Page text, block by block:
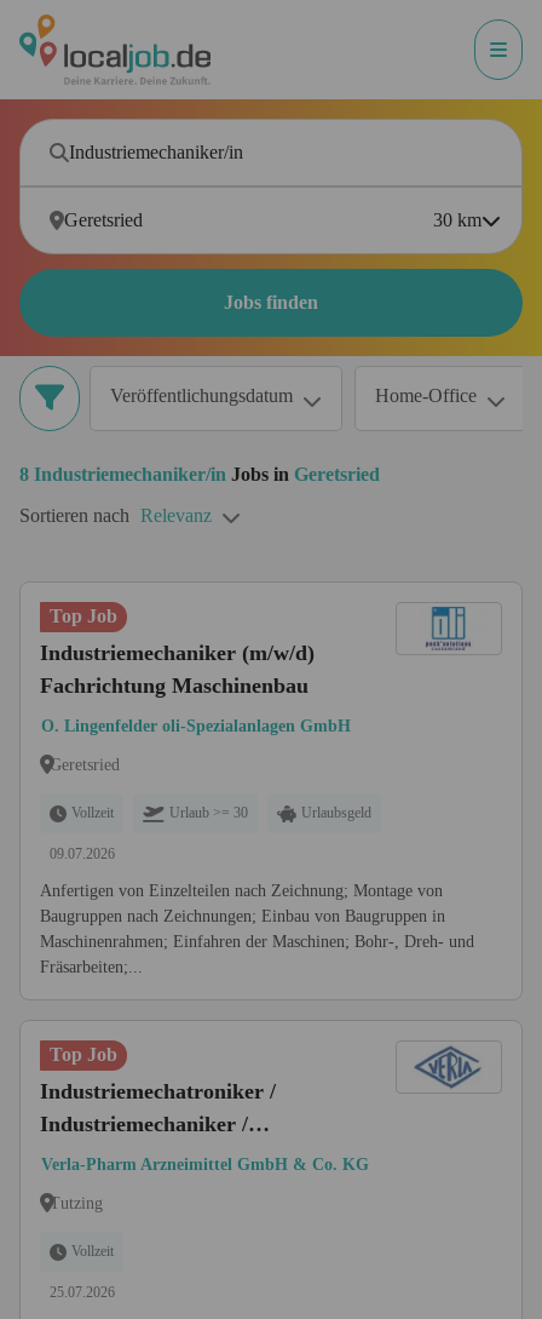
30 km
Jobs finden
Veröffentlichungsdatum Home-Office
8 Industriemechaniker/in Jobs in Geretsried
Sortieren nach Relevanz
Top Job
Industriemechaniker (m/w/d)
Fachrichtung Maschinenbau
O. Lingenfelder oli-Spezialanlagen GmbH
Geretsried
Vollzeit Urlaub >= 30 Urlaubsgeld
09.07.2026
Anfertigen von Einzelteilen nach Zeichnung; Montage von
Baugruppen nach Zeichnungen; Einbau von Baugruppen in
Maschinenrahmen; Einfahren der Maschinen; Bohr-, Dreh- und
Fräsarbeiten;...
Top Job
Industriemechatroniker /
Industriemechaniker /
Maschinenbauer /
Maschinenschlosser (m/w/d)
Verla-Pharm Arzneimittel GmbH & Co. KG
Tutzing
Vollzeit
25.07.2026